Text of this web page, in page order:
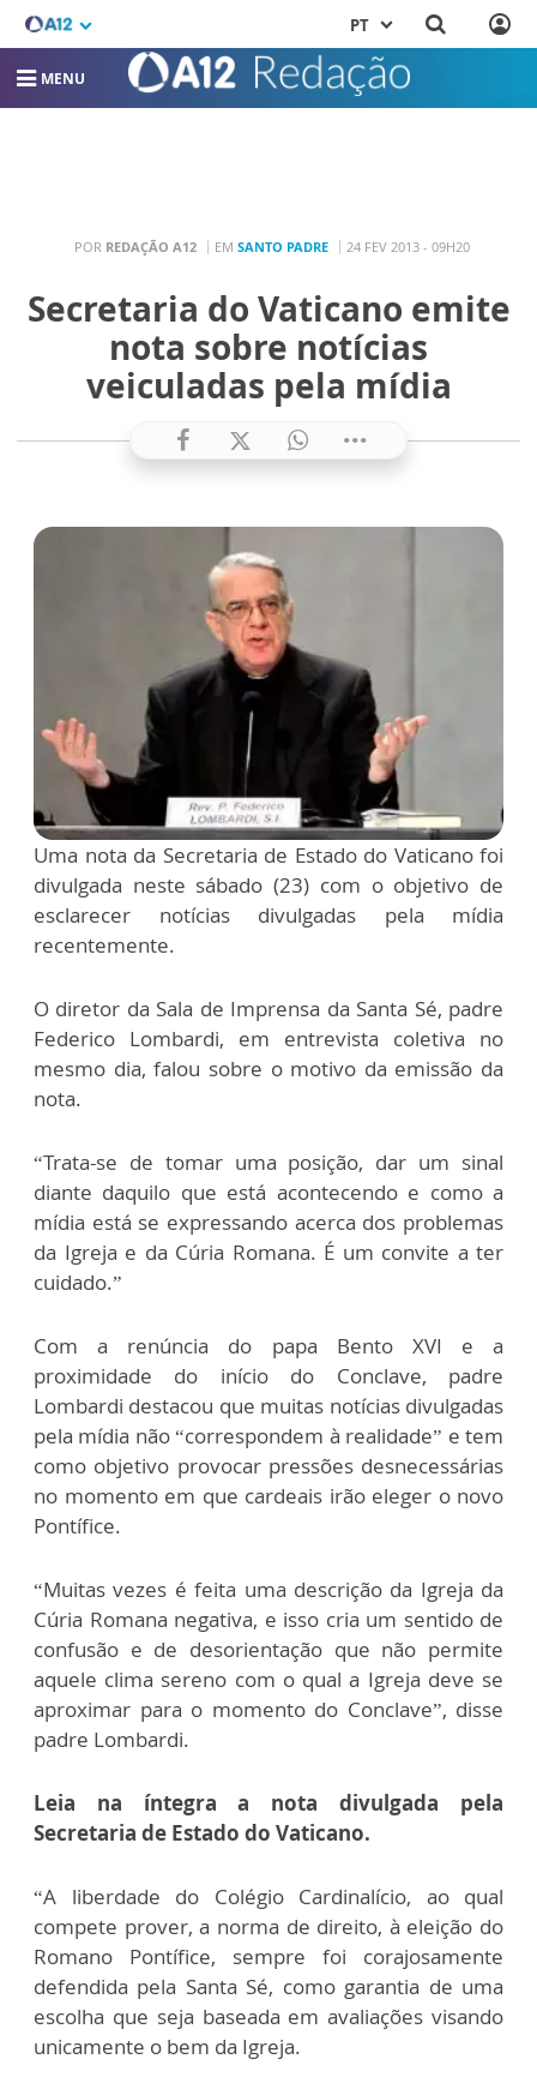
PT
MENU
POR REDAÇÃO A12 EM SANTO PADRE 24 FEV 2013 - 09H20
Secretaria do Vaticano emite
nota sobre notícias
veiculadas pela mídia
Uma nota da Secretaria de Estado do Vaticano foi
divulgada neste sábado (23) com o objetivo de
esclarecer notícias divulgadas pela mídia
recentemente.
O diretor da Sala de Imprensa da Santa Sé, padre
Federico Lombardi, em entrevista coletiva no
mesmo dia, falou sobre o motivo da emissão da
nota.
“Trata-se de tomar uma posição, dar um sinal
diante daquilo que está acontecendo e como a
mídia está se expressando acerca dos problemas
da Igreja e da Cúria Romana. É um convite a ter
cuidado.”
Com a renúncia do papa Bento XVI e a
proximidade do início do Conclave, padre
Lombardi destacou que muitas notícias divulgadas
pela mídia não “correspondem à realidade” e tem
como objetivo provocar pressões desnecessárias
no momento em que cardeais irão eleger o novo
Pontífice.
“Muitas vezes é feita uma descrição da Igreja da
Cúria Romana negativa, e isso cria um sentido de
confusão e de desorientação que não permite
aquele clima sereno com o qual a Igreja deve se
aproximar para o momento do Conclave”, disse
padre Lombardi.
Leia na íntegra a nota divulgada pela
Secretaria de Estado do Vaticano.
“A liberdade do Colégio Cardinalício, ao qual
compete prover, a norma de direito, à eleição do
Romano Pontífice, sempre foi corajosamente
defendida pela Santa Sé, como garantia de uma
escolha que seja baseada em avaliações visando
unicamente o bem da Igreja.